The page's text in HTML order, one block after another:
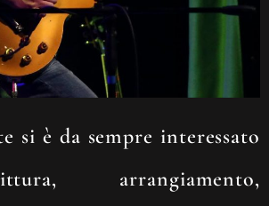
si è da sempre interessato
arrangiamento,